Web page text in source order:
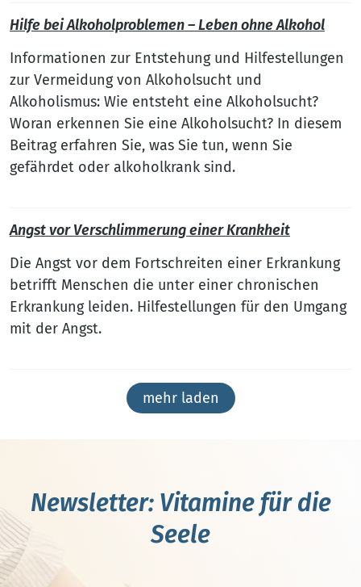
Hilfe bei Alkoholproblemen – Leben ohne Alkohol
Informationen zur Entstehung und Hilfestellungen
zur Vermeidung von Alkoholsucht und
Alkoholismus: Wie entsteht eine Alkoholsucht?
Woran erkennen Sie eine Alkoholsucht? In diesem
Beitrag erfahren Sie, was Sie tun, wenn Sie
gefährdet oder alkoholkrank sind.
Angst vor Verschlimmerung einer Krankheit
Die Angst vor dem Fortschreiten einer Erkrankung
betrifft Menschen die unter einer chronischen
Erkrankung leiden. Hilfestellungen für den Umgang
mit der Angst.
mehr laden
Newsletter: Vitamine für die
Seele